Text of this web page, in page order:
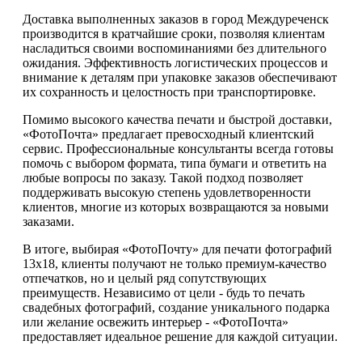
Доставка выполненных заказов в город Междуреченск
производится в кратчайшие сроки, позволяя клиентам
насладиться своими воспоминаниями без длительного
ожидания. Эффективность логистических процессов и
внимание к деталям при упаковке заказов обеспечивают
их сохранность и целостность при транспортировке.
Помимо высокого качества печати и быстрой доставки,
«ФотоПочта» предлагает превосходный клиентский
сервис. Профессиональные консультанты всегда готовы
помочь с выбором формата, типа бумаги и ответить на
любые вопросы по заказу. Такой подход позволяет
поддерживать высокую степень удовлетворенности
клиентов, многие из которых возвращаются за новыми
заказами.
В итоге, выбирая «ФотоПочту» для печати фотографий
13х18, клиенты получают не только премиум-качество
отпечатков, но и целый ряд сопутствующих
преимуществ. Независимо от цели - будь то печать
свадебных фотографий, создание уникального подарка
или желание освежить интерьер - «ФотоПочта»
предоставляет идеальное решение для каждой ситуации.